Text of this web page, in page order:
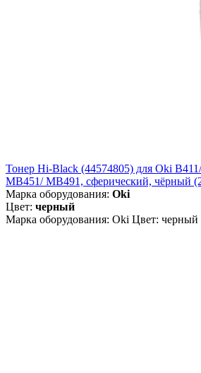
Тонер Hi-Black (44574805) для Oki
MB451/ MB491, сферический, чёрный
Марка оборудования: Oki
Цвет: черный
Марка оборудования: Oki Цвет: черный